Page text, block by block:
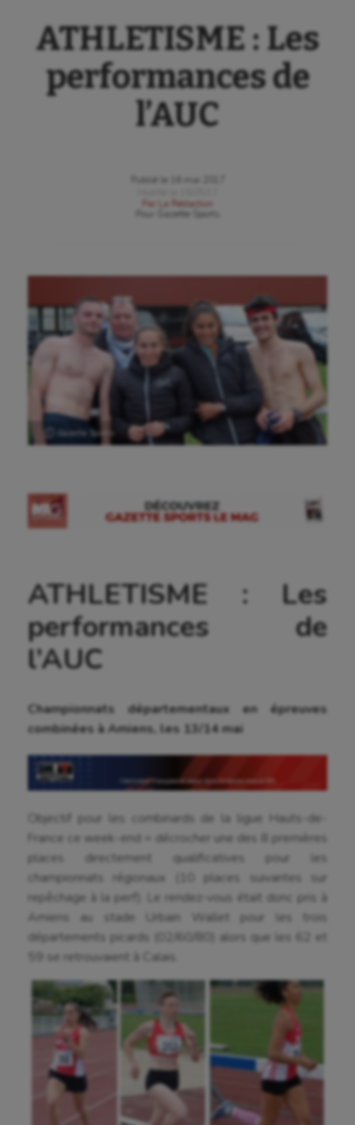
ATHLETISME : Les
performances de
l’AUC
Publié le
16 mai 2017
Par
La Rédaction
Gazette Sports
Ⓒ Gazette Sports
ATHLETISME : Les
performances de
l’AUC
Championnats départementaux en épreuves
combinées à Amiens, les 13/14 mai
Objectif pour les combinards de la ligue Hauts-de-
France ce week-end = décrocher une des 8 premières
places directement qualificatives pour les
championnats régionaux (10 places suivantes sur
repêchage à la perf). Le rendez-vous était donc pris à
Amiens au stade Urbain Wallet pour les trois
départements picards (02/60/80) alors que les 62 et
59 se retrouvaient à Calais.